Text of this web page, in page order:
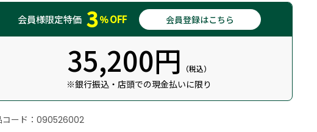
会員様限定特価 3％OFF 会員登録はこちら
35,200円 （税込）
※銀行振込・店頭での現金払いに限り
コード：090526002